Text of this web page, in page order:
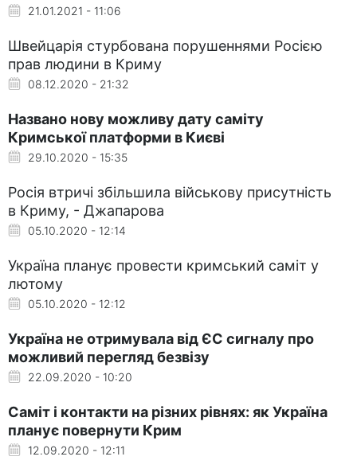
21.01.2021 - 11:06
Швейцарія стурбована порушеннями Росією
прав людини в Криму
08.12.2020 - 21:32
Названо нову можливу дату саміту
Кримської платформи в Києві
29.10.2020 - 15:35
Росія втричі збільшила військову присутність
в Криму, - Джапарова
05.10.2020 - 12:14
Україна планує провести кримський саміт у
лютому
05.10.2020 - 12:12
Україна не отримувала від ЄС сигналу про
можливий перегляд безвізу
22.09.2020 - 10:20
Саміт і контакти на різних рівнях: як Україна
планує повернути Крим
12.09.2020 - 12:11